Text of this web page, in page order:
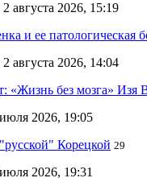
2 августа 2026, 15:19
и ее патологическая
2 августа 2026, 14:04
«Жизнь без мозга» Изя
2026, 19:05
Корецкой 29
2026, 19:31